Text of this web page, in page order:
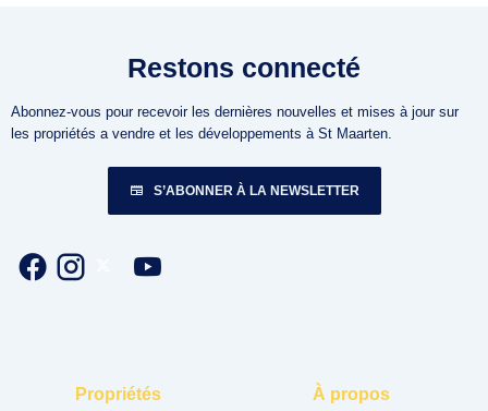
Restons connecté
Abonnez-vous pour recevoir les dernières nouvelles et mises à jour sur
les propriétés a vendre et les développements à St Maarten.
S’ABONNER À LA NEWSLETTER
Propriétés À propos